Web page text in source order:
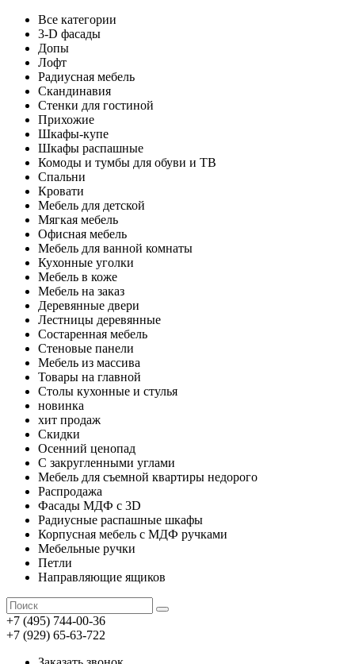
Все категории
3-D фасады
Допы
Лофт
Радиусная мебель
Скандинавия
Стенки для гостиной
Прихожие
Шкафы-купе
Шкафы распашные
Комоды и тумбы для обуви и ТВ
Спальни
Кровати
Мебель для детской
Мягкая мебель
Офисная мебель
Мебель для ванной комнаты
Кухонные уголки
Мебель в коже
Мебель на заказ
Деревянные двери
Лестницы деревянные
Состаренная мебель
Стеновые панели
Мебель из массива
Товары на главной
Столы кухонные и стулья
новинка
хит продаж
Скидки
Осенний ценопад
С закругленными углами
Мебель для съемной квартиры недорого
Распродажа
Фасады МДФ с 3D
Радиусные распашные шкафы
Корпусная мебель с МДФ ручками
Мебельные ручки
Петли
Направляющие ящиков
+7 (495) 744-00-36
+7 (929) 65-63-722